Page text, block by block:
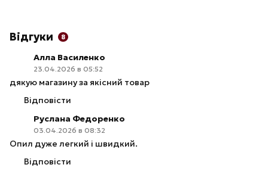
Відгуки 8
Алла Василенко
23.04.2026 в 05:52
дякую магазину за якісний товар
Відповісти
Руслана Федоренко
03.04.2026 в 08:32
Опил дуже легкий і швидкий.
Відповісти